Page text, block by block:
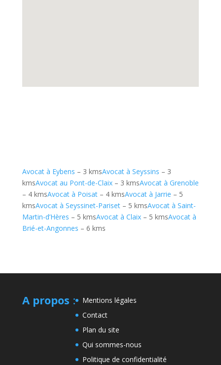
Avocat à Eybens – 3 kmsAvocat à Seyssins – 3
kmsAvocat au Pont-de-Claix– 3 kmsAvocat à Grenoble
– 4 kmsAvocat à Poisat– 4 kmsAvocat à Jarrie – 5
kmsAvocat à Seyssinet-Pariset– 5 kmsAvocat à Saint-
Martin-d’Hères – 5 kmsAvocat à Claix– 5 kmsAvocat à
Brié-et-Angonnes – 6 kms
A propos :
Mentions légales
Contact
Plan du site
Qui sommes-nous
Politique de confidentialité